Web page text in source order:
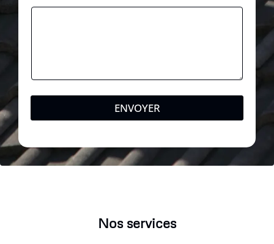
ENVOYER
Nos services